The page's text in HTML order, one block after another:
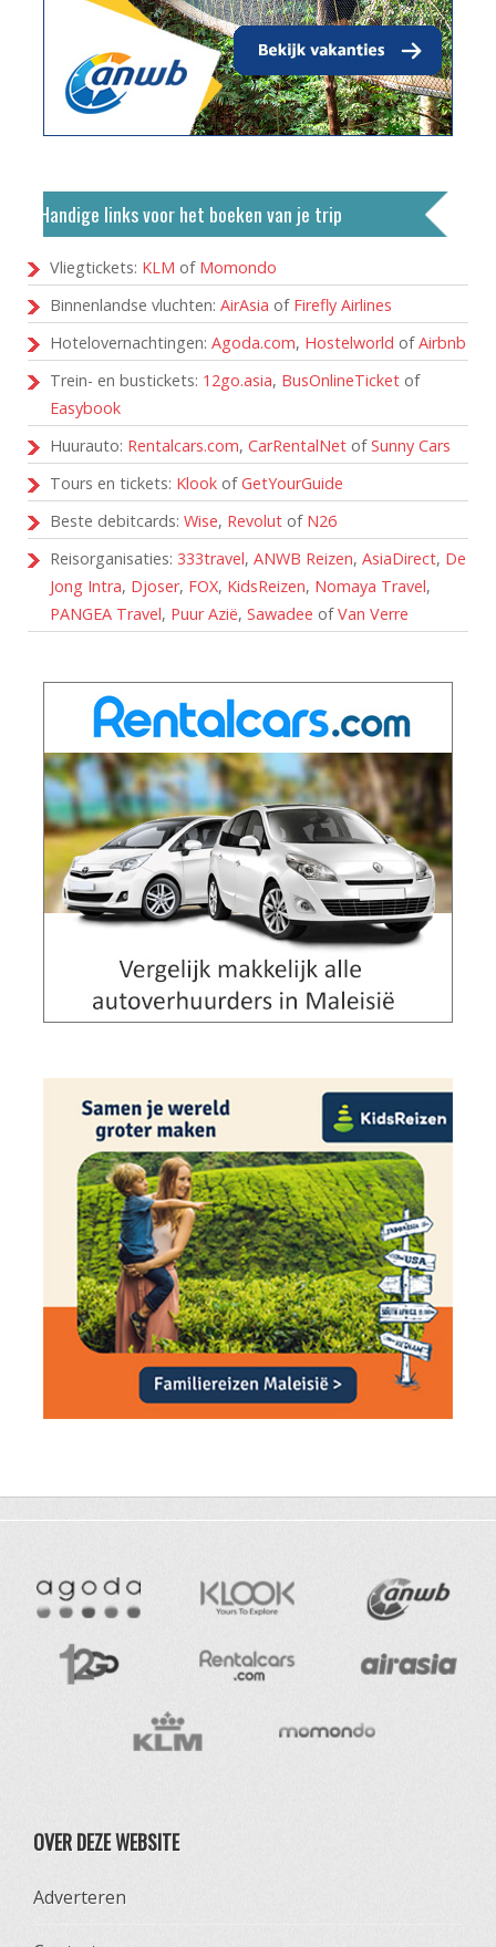
Handige links voor het boeken van je trip
Vliegtickets: KLM of Momondo
Binnenlandse vluchten: AirAsia of Firefly Airlines
Hotelovernachtingen: Agoda.com, Hostelworld ofAirbnb
Trein- en bustickets: 12go.asia, BusOnlineTicket of
Easybook
Huurauto: Rentalcars.com, CarRentalNet ofSunny Cars
Tours en tickets: Klook ofGetYourGuide
Beste debitcards: Wise, Revolut of N26
Reisorganisaties: 333travel, ANWB Reizen, AsiaDirect, De
Jong Intra, Djoser, FOX, KidsReizen, Nomaya Travel,
PANGEA Travel, Puur Azië, Sawadee ofVan Verre
OVER DEZE WEBSITE
Adverteren